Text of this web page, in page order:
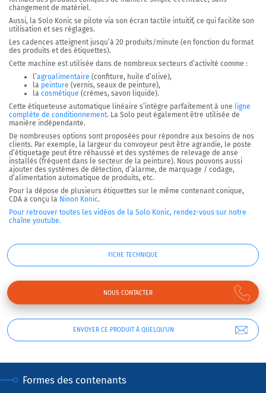
changement de matériel.
Aussi, la Solo Konic se pilote via son écran tactile intuitif, ce qui facilite son
utilisation et ses réglages.
Les cadences atteignent jusqu’à 20 produits/minute (en fonction du format
des produits et des étiquettes).
Cette machine est utilisée dans de nombreux secteurs d’activité comme :
l’agroalimentaire (confiture, huile d’olive),
la peinture (vernis, seaux de peinture),
la cosmétique (crèmes, savon liquide).
Cette étiqueteuse automatique linéaire s’intègre parfaitement à une ligne
complète de conditionnement. La Solo peut également être utilisée de
manière indépendante.
De nombreuses options sont proposées pour répondre aux besoins de nos
clients. Par exemple, la largeur du convoyeur peut être agrandie, le poste
d’étiquetage peut être réhaussé et des systèmes de relevage de anse
installés (fréquent dans le secteur de la peinture). Nous pouvons aussi
ajouter des systèmes de détection, d’alarme, de marquage / codage,
d’alimentation automatique de produits, etc.
Pour la dépose de plusieurs étiquettes sur le même contenant conique,
CDA a conçu la Ninon Konic.
Pour retrouver toutes les vidéos de la Solo Konic, rendez-vous sur notre
chaîne youtube.
ENVOYER CE PRODUIT À QUELQU'UN
FICHE TECHNIQUE
NOUS CONTACTER
Formes des contenants